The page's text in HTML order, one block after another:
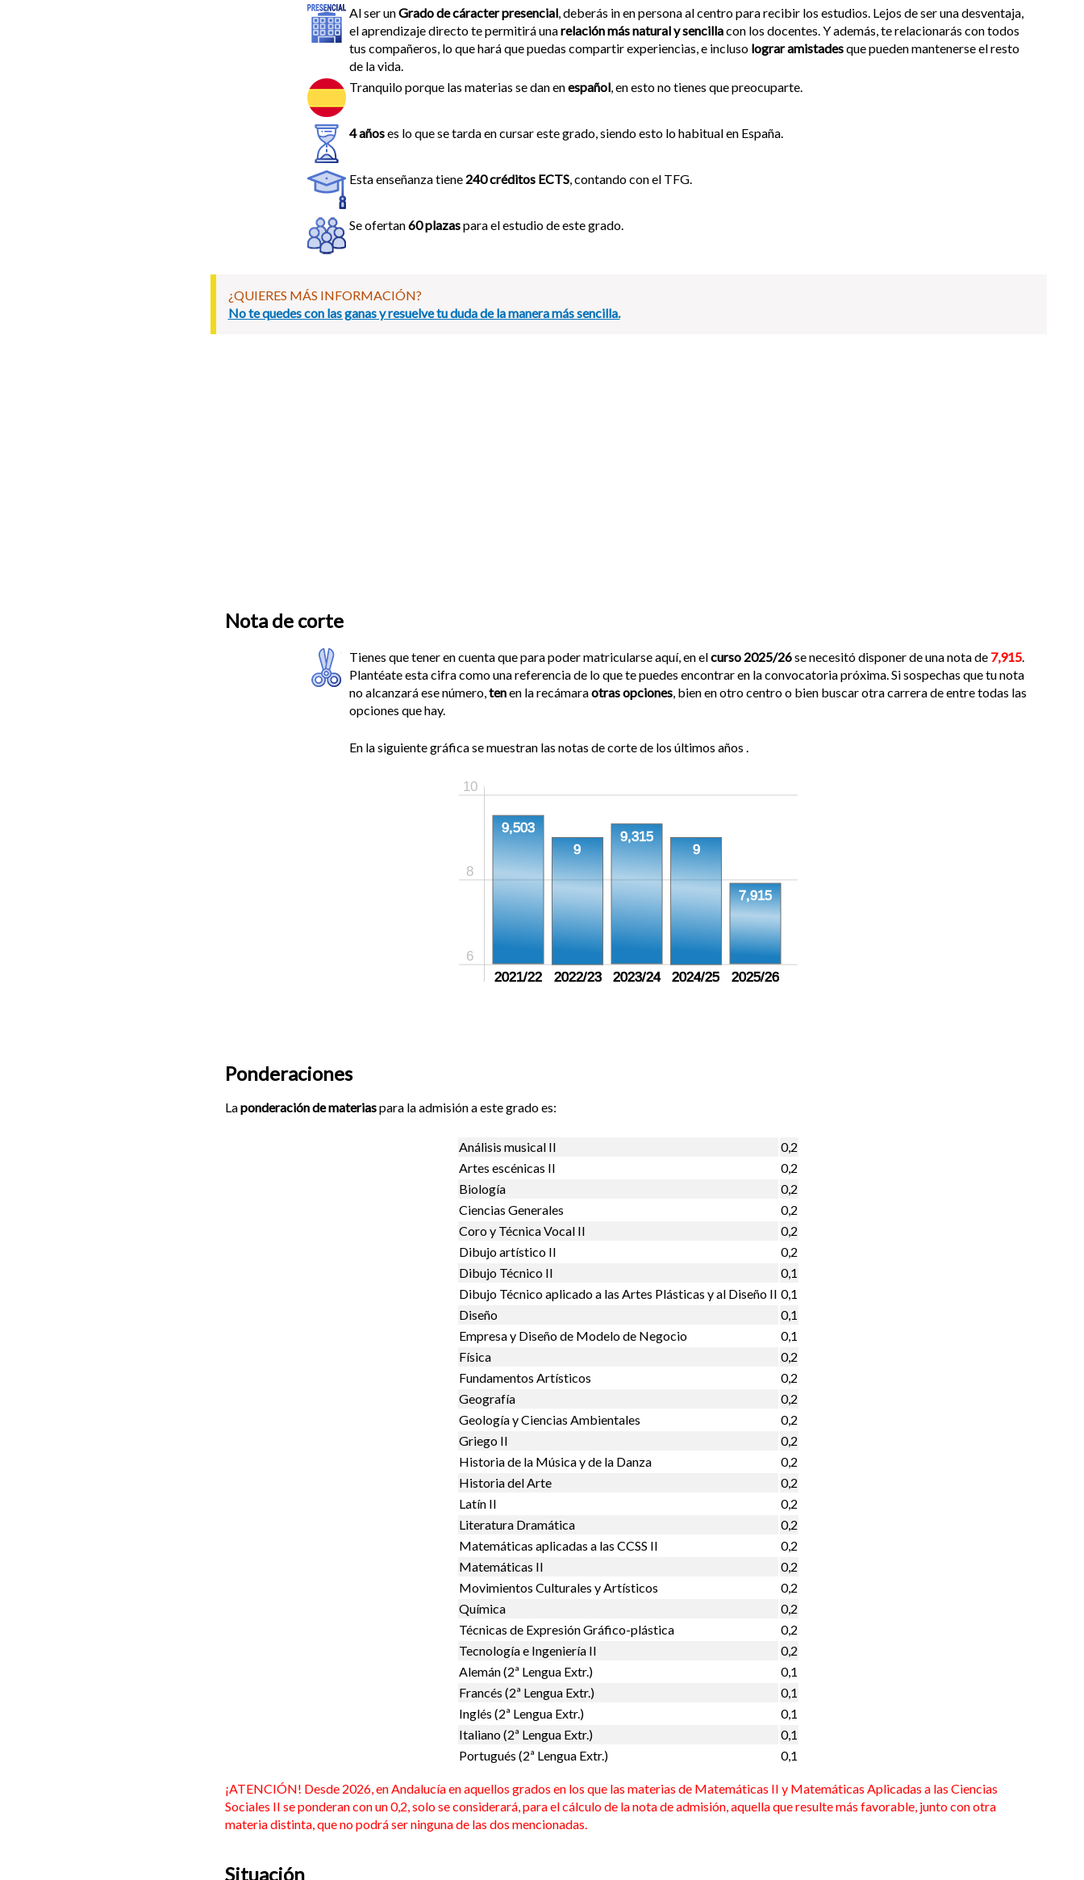
Al ser unGrado de cáracter presencial , deberás in en persona al centro para recibir los estudios. Lejos de ser una desventaja,
el aprendizaje directo te permitirá unarelación más natural y sencillacon los docentes. Y además, te relacionarás con todos
tus compañeros, lo que hará que puedas compartir experiencias, e incluso lograr amistadesque pueden mantenerse el resto
de la vida.
Tranquilo porque las materias se dan enespañol , en esto no tienes que preocuparte.
4 añoses lo que se tarda en cursar este grado, siendo esto lo habitual en España.
Esta enseñanza tiene 240 créditos ECTS , contando con el TFG.
Se ofertan60 plazaspara el estudio de este grado.
¿QUIERES MÁS INFORMACIÓN?
No te quedes con las ganas y resuelve tu duda de la manera más sencilla.
Nota de corte
Tienes que tener en cuenta que para poder matricularse aquí, en elcurso 2025/26se necesitó disponer de una nota de 7,915
Plantéate esta cifra como una referencia de lo que te puedes encontrar en la convocatoria próxima. Si sospechas que tu nota
no alcanzará ese número, tenen la recámaraotras opciones , bien en otro centro o bien buscar otra carrera de entre todas las
opciones que hay.
En la siguiente gráfica se muestran las notas de corte de los últimos años .
10
6
8
9,503
9
9,315
9
7,915
2021/22 2022/23 2023/24 2024/25 2025/26
Ponderaciones
Laponderación de materiaspara la admisión a este grado es:
Análisis musical II
0,2
Artes escénicas II
0,2
Biología
0,2
Ciencias Generales
0,2
Coro y Técnica Vocal II
0,2
Dibujo artístico II
0,2
Dibujo Técnico II
0,1
Dibujo Técnico aplicado a las Artes Plásticas y al Diseño II 0,1
Diseño
0,1
Empresa y Diseño de Modelo de Negocio
0,1
Física
0,2
Fundamentos Artísticos
0,2
Geografía
0,2
Geología y Ciencias Ambientales
0,2
Griego II
0,2
Historia de la Música y de la Danza
0,2
Historia del Arte
0,2
Latín II
0,2
Literatura Dramática
0,2
Matemáticas aplicadas a las CCSS II
0,2
Matemáticas II
0,2
Movimientos Culturales y Artísticos
0,2
Química
0,2
Técnicas de Expresión Gráfico-plástica
0,2
Tecnología e Ingeniería II
0,2
Alemán (2ª Lengua Extr.)
0,1
Francés (2ª Lengua Extr.)
0,1
Inglés (2ª Lengua Extr.)
0,1
Italiano (2ª Lengua Extr.)
0,1
Portugués (2ª Lengua Extr.)
0,1
¡ATENCIÓN! Desde 2026, en Andalucía en aquellos grados en los que las materias de Matemáticas II y Matemáticas Aplicadas a las Ciencias
Sociales II se ponderan con un 0,2, solo se considerará, para el cálculo de la nota de admisión, aquella que resulte más favorable, junto con otra
materia distinta, que no podrá ser ninguna de las dos mencionadas.
Situación